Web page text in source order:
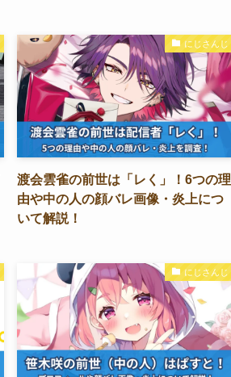
にじさんじ
渡会雲雀の前世は「レく」！6つの理
由や中の人の顔バレ画像・炎上につ
いて解説！
にじさんじ